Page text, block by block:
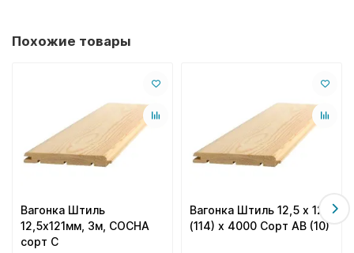
Похожие товары
Вагонка Штиль
12,5х121мм, 3м, СОСНА
сорт С
Вагонка Штиль 12,5 х 121
(114) x 4000 Сорт АВ (10)